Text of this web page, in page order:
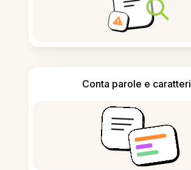
Conta parole e caratteri